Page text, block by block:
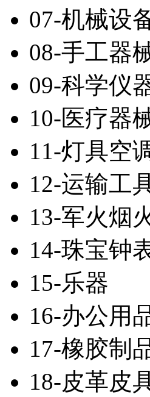
07-机械设
08-手工器
09-科学仪
10-医疗器
11-灯具空
12-运输工
13-军火烟
14-珠宝钟
15-乐器
16-办公用
17-橡胶制
18-皮革皮